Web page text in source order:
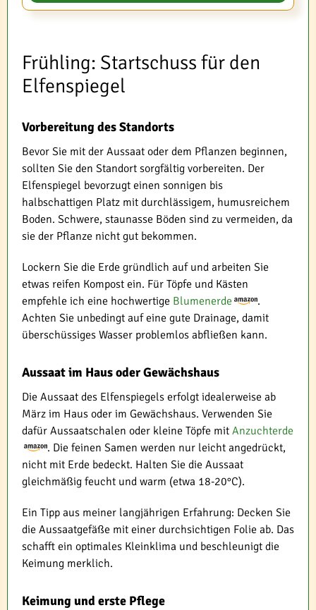
Frühling: Startschuss für den
Elfenspiegel
Vorbereitung des Standorts
Bevor Sie mit der Aussaat oder dem Pflanzen beginnen,
sollten Sie den Standort sorgfältig vorbereiten. Der
Elfenspiegel bevorzugt einen sonnigen bis
halbschattigen Platz mit durchlässigem, humusreichem
Boden. Schwere, staunasse Böden sind zu vermeiden, da
sie der Pflanze nicht gut bekommen.
Lockern Sie die Erde gründlich auf und arbeiten Sie
etwas reifen Kompost ein. Für Töpfe und Kästen
empfehle ich eine hochwertige Blumenerde
.
Achten Sie unbedingt auf eine gute Drainage, damit
überschüssiges Wasser problemlos abfließen kann.
Aussaat im Haus oder Gewächshaus
Die Aussaat des Elfenspiegels erfolgt idealerweise ab
März im Haus oder im Gewächshaus. Verwenden Sie
dafür Aussaatschalen oder kleine Töpfe mit Anzuchterde
. Die feinen Samen werden nur leicht angedrückt,
nicht mit Erde bedeckt. Halten Sie die Aussaat
gleichmäßig feucht und warm (etwa 18-20°C).
Ein Tipp aus meiner langjährigen Erfahrung: Decken Sie
die Aussaatgefäße mit einer durchsichtigen Folie ab. Das
schafft ein optimales Kleinklima und beschleunigt die
Keimung merklich.
Keimung und erste Pflege